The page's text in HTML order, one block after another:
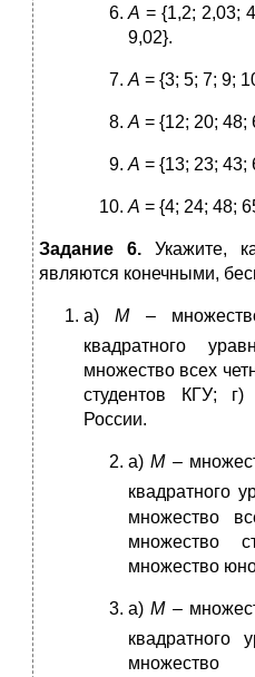
А = {1,2; 2,03;
9,02}.
А = {3; 5; 7; 9;
А = {12; 20; 48;
А = {13; 23; 43;
А = {4; 24; 48;
Задание 6. Укажите,
являются конечными,
а)М– множество
квадратного
множество всех
студентов КГУ; г)
России.
а)М–
квадратного
множество
множество
множество
а)М–
квадратного
множество